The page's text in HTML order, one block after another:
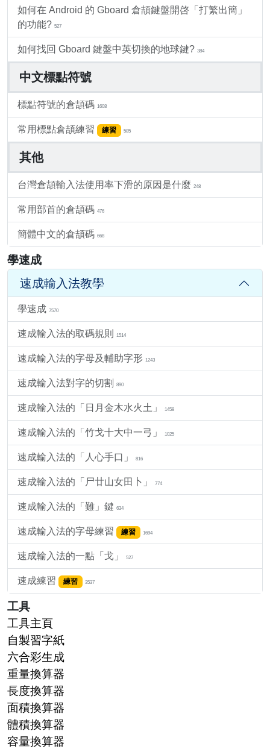
如何在 Android 的 Gboard 倉頡鍵盤開啓「打繁出簡」
的功能? 527
如何找回 Gboard 鍵盤中英切換的地球鍵? 384
中文標點符號
標點符號的倉頡碼 1608
常用標點倉頡練習 練習 585
其他
台灣倉頡輸入法使用率下滑的原因是什麼 248
常用部首的倉頡碼 476
簡體中文的倉頡碼 668
學速成
速成輸入法教學
學速成 7570
速成輸入法的取碼規則 1514
速成輸入法的字母及輔助字形 1243
速成輸入法對字的切割 890
速成輸入法的「日月金木水火土」 1458
速成輸入法的「竹戈十大中一弓」 1025
速成輸入法的「人心手口」 816
速成輸入法的「尸廿山女田卜」 774
速成輸入法的「難」鍵 634
速成輸入法的字母練習 練習 1694
速成輸入法的一點「戈」 527
速成練習 練習 3537
工具
工具主頁
自製習字紙
六合彩生成
重量換算器
長度換算器
面積換算器
體積換算器
容量換算器